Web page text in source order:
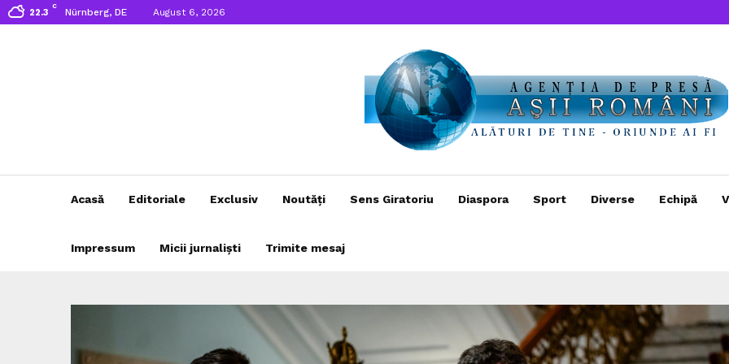
22.3
C
Nürnberg, DE August 6, 2026
Acasă Editoriale Exclusiv Noutăți Sens Giratoriu Diaspora Sport Diverse Echipă
Impressum Micii jurnaliști Trimite mesaj